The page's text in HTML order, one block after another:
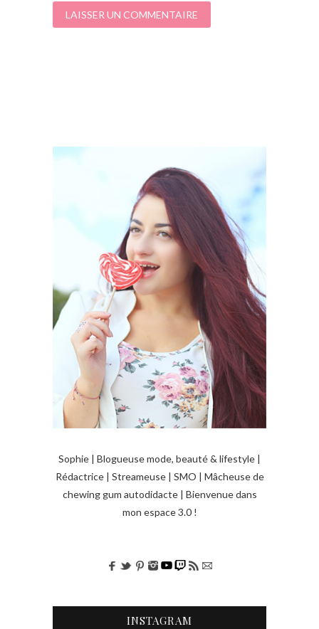
Sophie | Blogueuse mode, beauté & lifestyle |
Rédactrice | Streameuse | SMO | Mâcheuse de
chewing gum autodidacte | Bienvenue dans
mon espace 3.0 !
INSTAGRAM